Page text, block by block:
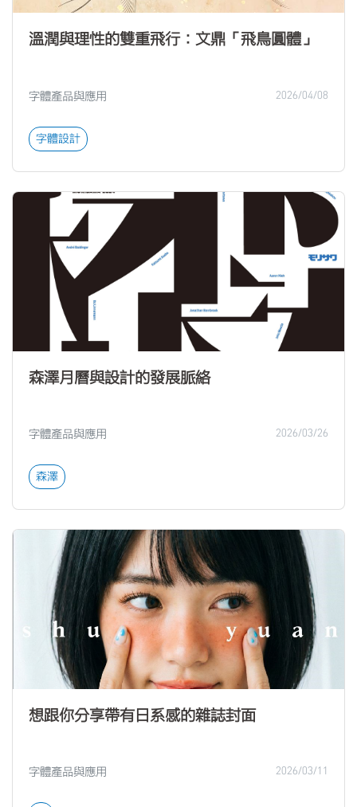
溫潤與理性的雙重飛行：文鼎「飛鳥圓體」
字體產品與應用 2026/04/08
字體設計
森澤月曆與設計的發展脈絡
字體產品與應用 2026/03/26
森澤
想跟你分享帶有日系感的雜誌封面
字體產品與應用 2026/03/11